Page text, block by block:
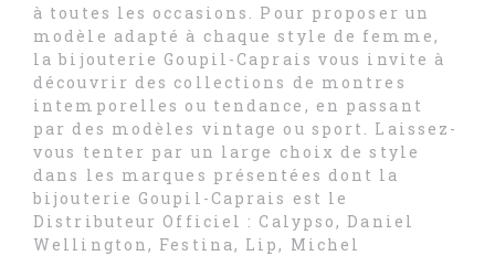
à toutes les occasions. Pour proposer un
modèle adapté à chaque style de femme,
la bijouterie Goupil-Caprais vous invite à
découvrir des collections de montres
intemporelles ou tendance, en passant
par des modèles vintage ou sport. Laissez-
vous tenter par un large choix de style
dans les marques présentées dont la
bijouterie Goupil-Caprais est le
Distributeur Officiel : Calypso, Daniel
Wellington, Festina, Lip, Michel